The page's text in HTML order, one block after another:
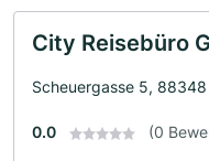
City Reisebüro
Scheuergasse 5,
0.0 (0